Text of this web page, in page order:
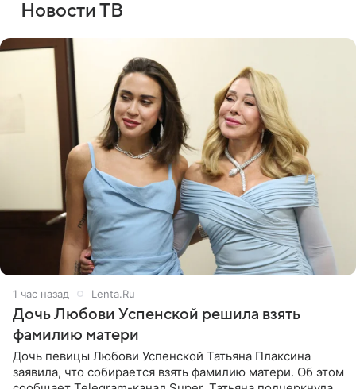
Новости ТВ
1 час назад Lenta.Ru
Дочь Любови Успенской решила взять
фамилию матери
Дочь певицы Любови Успенской Татьяна Плаксина
заявила, что собирается взять фамилию матери. Об этом